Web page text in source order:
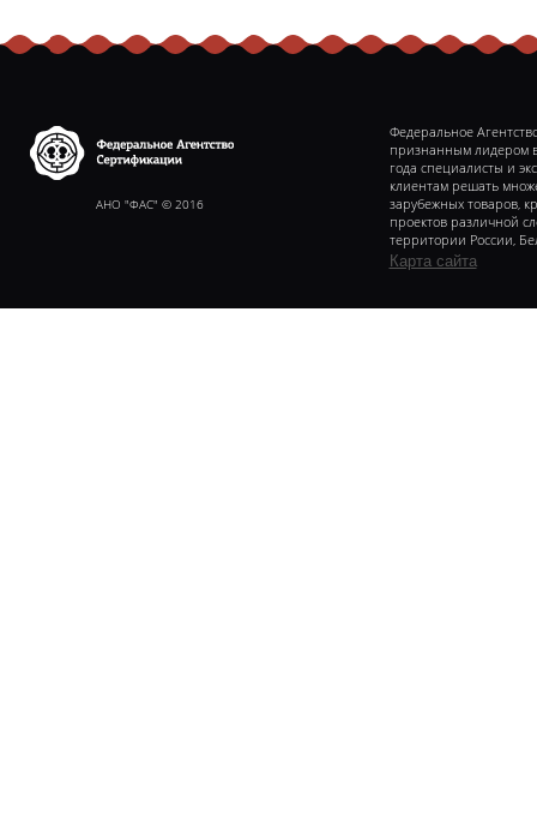
сертификаииАНО "ФАС" © 2016
Федеральное
признанным лидером
года специалисты и
клиентам решать
зарубежных товаров,
проектов различной
территории России,
Карта сайта